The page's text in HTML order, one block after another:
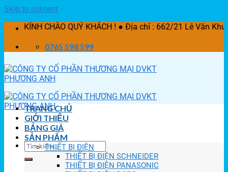
Skip to content
KÍNH CHÀO QUÝ KHÁCH ! ● Địa chỉ : 662/21 Lê Văn
0765 598 599
TRANG CHỦ
GIỚI THIỆU
BẢNG GIÁ
SẢN PHẨM
THIẾT BỊ ĐIỆN
THIẾT BỊ ĐIỆN SCHNEIDER
THIẾT BỊ ĐIỆN PANASONIC